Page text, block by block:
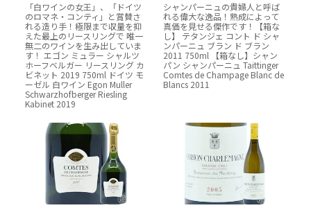
「白ワインの女王」、「ドイツ
のロマネ・コンティ」と賞賛さ
れる造り手！極限まで収量を抑
えた最上のリースリングで 唯一
無二のワインを生み出していま
す！ エゴン ミュラー シャルツ
ホーフベルガー リースリング カ
ビネット 2019 750ml ドイツ モ
ーゼル 白ワイン Egon Muller
Schwarzhofberger Riesling
Kabinet 2019
シャンパーニュの貴婦人と呼ば
れる偉大な逸品！熟成によって
真価を見せる傑作です！【箱な
し】 テタンジェ コント ド シャ
ンパーニュ ブラン ド ブラン
2011 750ml 【箱なし】シャン
パン シャンパーニュ Taittinger
Comtes de Champage Blanc de
Blancs 2011